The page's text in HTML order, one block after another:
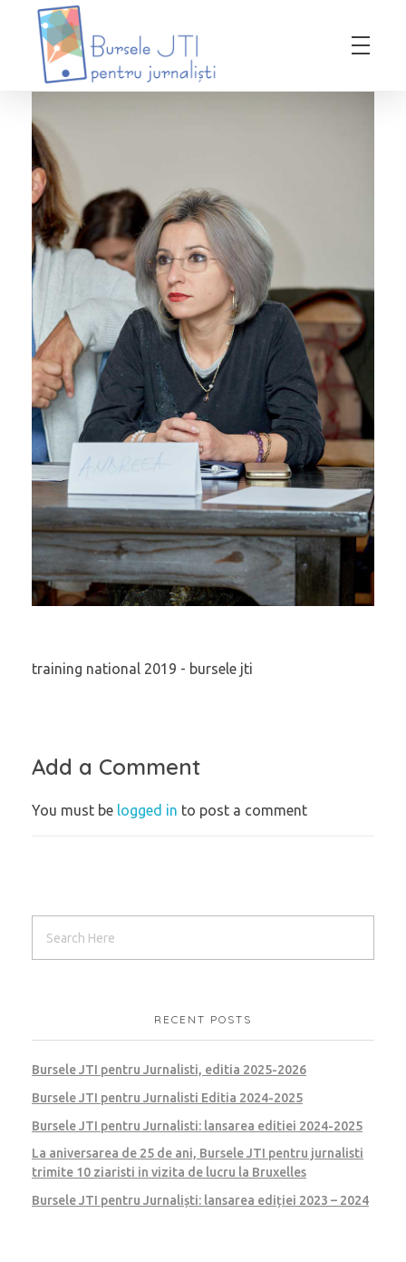
Bursele JTI pentru Jurnalisti
ediția 2018-2019
training national 2019 - bursele jti
Add a Comment
You must be logged in to post a comment
RECENT POSTS
Bursele JTI pentru Jurnalisti, editia 2025-2026
Bursele JTI pentru Jurnalisti Editia 2024-2025
Bursele JTI pentru Jurnalisti: lansarea editiei 2024-2025
La aniversarea de 25 de ani, Bursele JTI pentru jurnalisti
trimite 10 ziaristi in vizita de lucru la Bruxelles
Bursele JTI pentru Jurnaliști: lansarea ediției 2023 – 2024